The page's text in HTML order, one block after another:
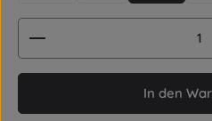
Produkt Anzahl: Gib
In den